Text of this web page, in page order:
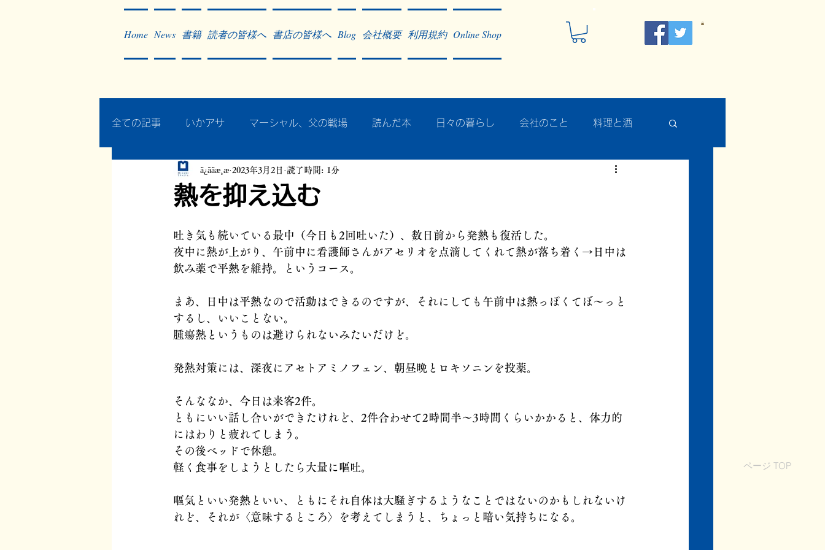
Home News 書籍 読者の皆様へ 書店の皆様へ Blog 会社概要 利用規約 Online Shop
ページ TOP
全ての記事 いかアサ マーシャル、父の戦場 読んだ本 日々の暮らし 会社のこと 料理と酒
秘蔵写真200枚でたどるアジア・太平洋戦争
熱を抑え込む
ã¿ããæ¸æ 2023年3月2日 読了時間: 1分
吐き気も続いている最中（今日も2回吐いた）、数日前から発熱も復活した。
夜中に熱が上がり、午前中に看護師さんがアセリオを点滴してくれて熱が落ち着く→日中は
飲み薬で平熱を維持。というコース。
まあ、日中は平熱なので活動はできるのですが、それにしても午前中は熱っぽくてぼ～っと
するし、いいことない。
腫瘍熱というものは避けられないみたいだけど。
発熱対策には、深夜にアセトアミノフェン、朝昼晩とロキソニンを投薬。
そんななか、今日は来客2件。
ともにいい話し合いができたけれど、2件合わせて2時間半～3時間くらいかかると、体力的
にはわりと疲れてしまう。
その後ベッドで休憩。
軽く食事をしようとしたら大量に嘔吐。
嘔気といい発熱といい、ともにそれ自体は大騒ぎするようなことではないのかもしれないけ
れど、それが〈意味するところ〉を考えてしまうと、ちょっと暗い気持ちになる。